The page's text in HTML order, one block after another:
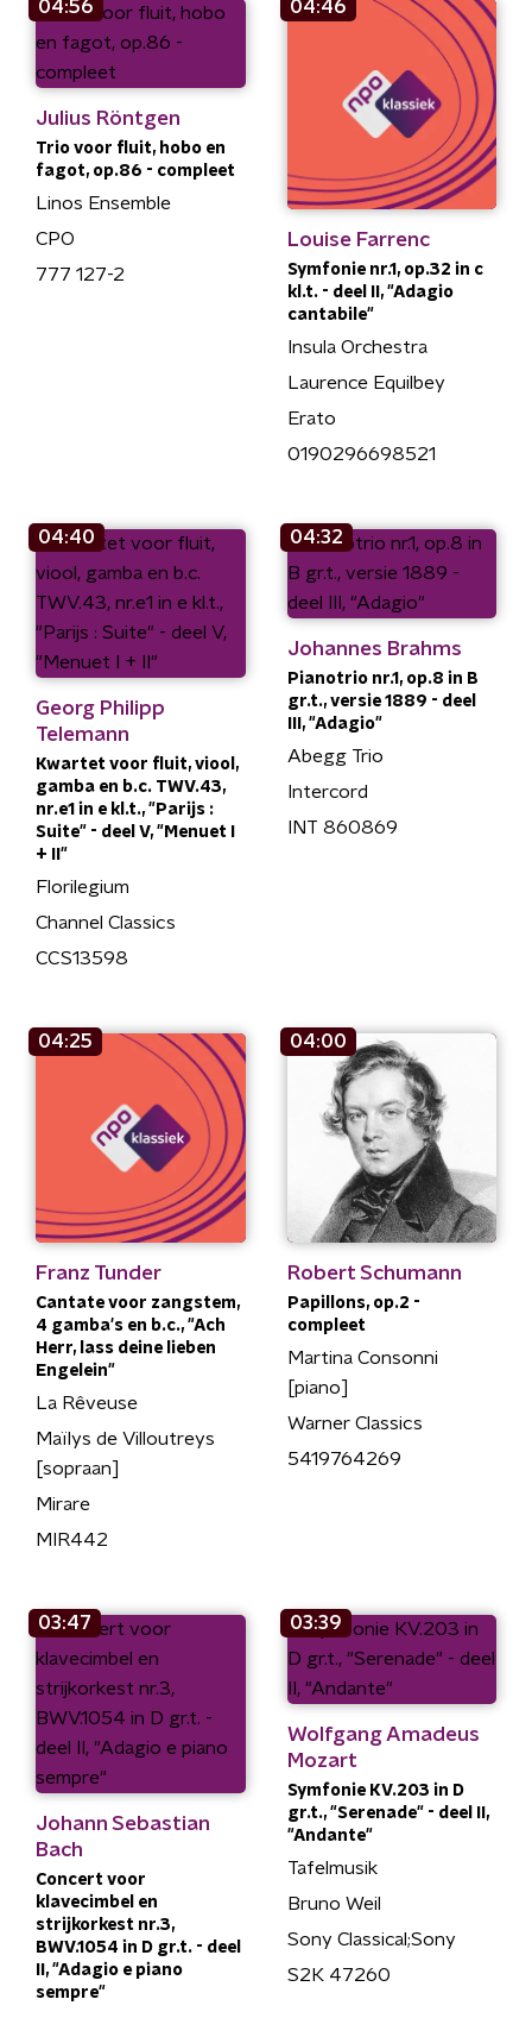
04:56
Julius Röntgen
Trio voor fluit, hobo en
fagot, op.86 - compleet
Linos Ensemble
CPO
777 127-2
04:46
Louise Farrenc
Symfonie nr.1, op.32 in c
kl.t. - deel II, "Adagio
cantabile"
Insula Orchestra
Laurence Equilbey
Erato
0190296698521
04:40
Georg Philipp
Telemann
Kwartet voor fluit, viool,
gamba en b.c. TWV.43,
nr.e1 in e kl.t., "Parijs :
Suite" - deel V, "Menuet I
+ II"
Florilegium
Channel Classics
CCS13598
04:32
Johannes Brahms
Pianotrio nr.1, op.8 in B
gr.t., versie 1889 - deel
III, "Adagio"
Abegg Trio
Intercord
INT 860869
04:25
Franz Tunder
Cantate voor zangstem,
4 gamba's en b.c., "Ach
Herr, lass deine lieben
Engelein"
La Rêveuse
Maïlys de Villoutreys
[sopraan]
Mirare
MIR442
04:00
Robert Schumann
Papillons, op.2 -
compleet
Martina Consonni
[piano]
Warner Classics
5419764269
03:47
Johann Sebastian
Bach
Concert voor
klavecimbel en
strijkorkest nr.3,
BWV.1054 in D gr.t. - deel
II, "Adagio e piano
sempre"
03:39
Wolfgang Amadeus
Mozart
Symfonie KV.203 in D
gr.t., "Serenade" - deel II,
"Andante"
Tafelmusik
Bruno Weil
Sony Classical;Sony
S2K 47260